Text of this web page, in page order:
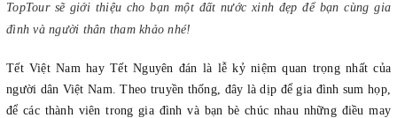
TopTour sẽ giới thiệu cho bạn một đất nước xinh đẹp để bạn cùng gia
đình và người thân tham khảo nhé!
Tết Việt Nam hay Tết Nguyên đán là lễ kỷ niệm quan trọng nhất của
người dân Việt Nam. Theo truyền thống, đây là dịp để gia đình sum họp,
để các thành viên trong gia đình và bạn bè chúc nhau những điều may